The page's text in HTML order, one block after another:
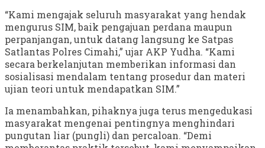
“Kami mengajak seluruh masyarakat yang hendak
mengurus SIM, baik pengajuan perdana maupun
perpanjangan, untuk datang langsung ke Satpas
Satlantas Polres Cimahi,” ujar AKP Yudha. “Kami
secara berkelanjutan memberikan informasi dan
sosialisasi mendalam tentang prosedur dan materi
ujian teori untuk mendapatkan SIM.”
Ia menambahkan, pihaknya juga terus mengedukasi
masyarakat mengenai pentingnya menghindari
pungutan liar (pungli) dan percaloan. “Demi